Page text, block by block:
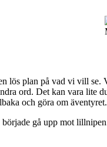
lös plan på vad vi vill
ord. Det kan vara
och göra om
gå upp mot